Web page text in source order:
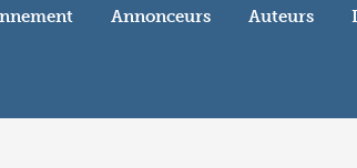
Annonceurs Auteurs